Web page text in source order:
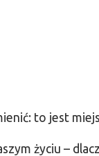
to jest
życiu –